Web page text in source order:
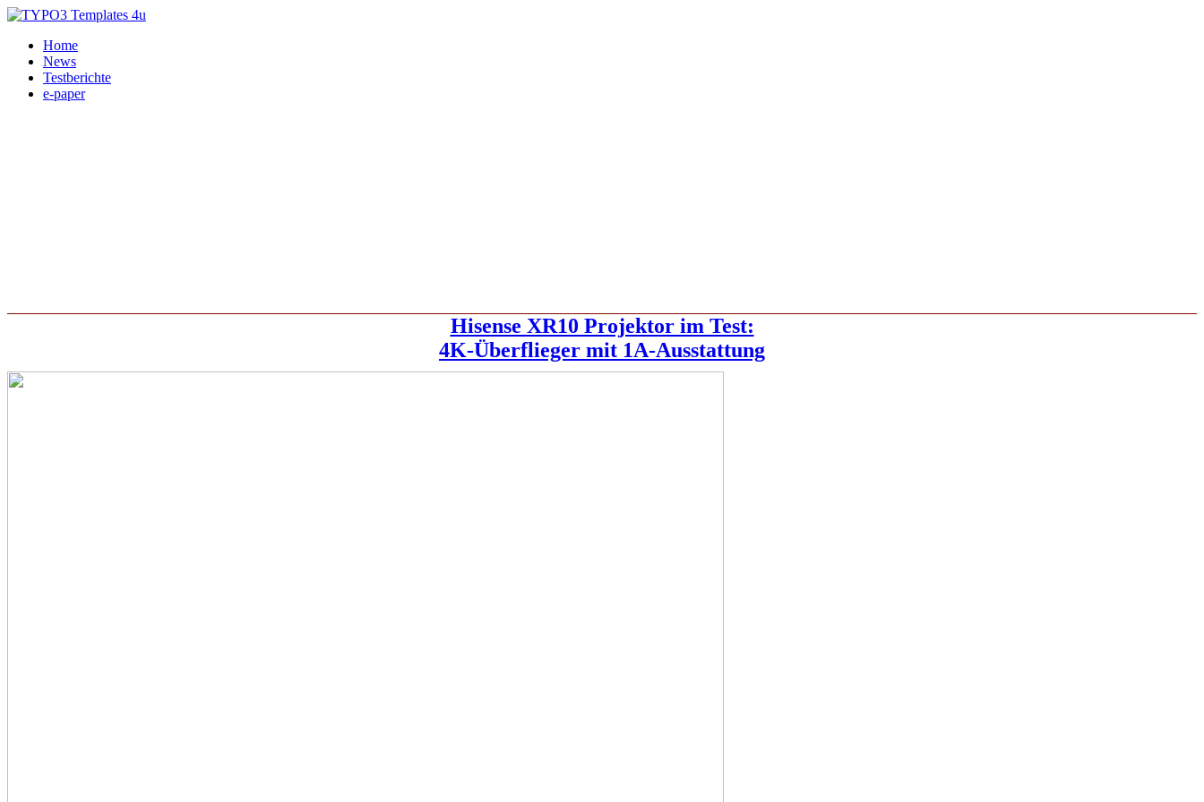
Home
News
Testberichte
e-paper
Hisense XR10 Projektor im Test:
4K-Überflieger mit 1A-Ausstattung